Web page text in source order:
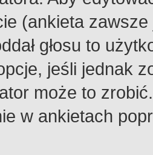
(ankieta
głosu to
jeśli jednak
może to
w ankietach